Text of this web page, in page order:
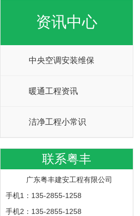
资讯中心
中央空调安装维保
暖通工程资讯
洁净工程小常识
联系粤丰
广东粤丰建安工程有限公司
手机1：135-2855-1258
手机2：135-2855-1258